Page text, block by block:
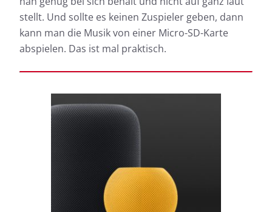
stellt. Und sollte es keinen Zuspieler geben, dann
kann man die Musik von einer Micro-SD-Karte
abspielen. Das ist mal praktisch.